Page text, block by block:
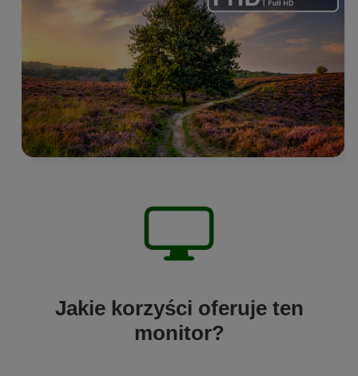
Jakie korzyści oferuje ten
monitor?